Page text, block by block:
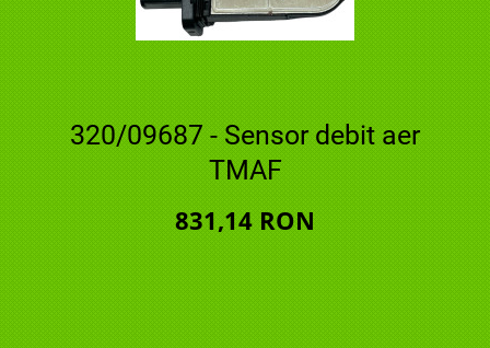
320/09687 - Sensor debit aer
TMAF
831,14 RON